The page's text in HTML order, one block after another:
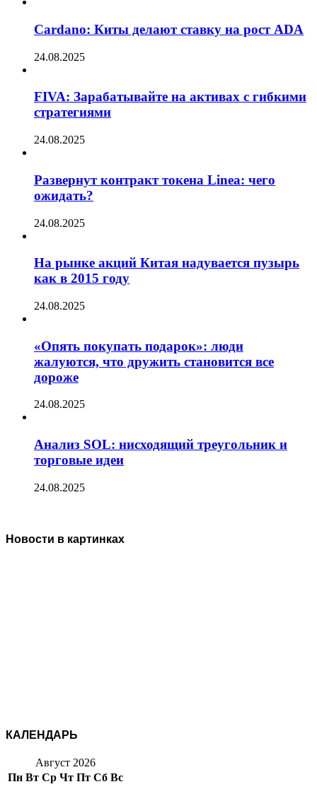
Cardano: Киты делают ставку на рост ADA
24.08.2025
FIVA: Зарабатывайте на активах с гибкими
стратегиями
24.08.2025
Развернут контракт токена Linea: чего
ожидать?
24.08.2025
На рынке акций Китая надувается пузырь
как в 2015 году
24.08.2025
«Опять покупать подарок»: люди
жалуются, что дружить становится все
дороже
24.08.2025
Анализ SOL: нисходящий треугольник и
торговые идеи
24.08.2025
Новости в картинках
КАЛЕНДАРЬ
Август 2026
Пн Вт Ср Чт Пт Сб Вс